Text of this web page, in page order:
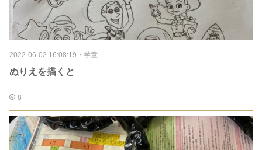
2022-06-02 16:08:19 ・ 学童
ぬりえを描くと
8